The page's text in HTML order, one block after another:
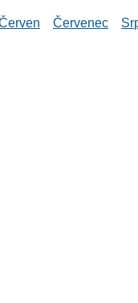
Červenec